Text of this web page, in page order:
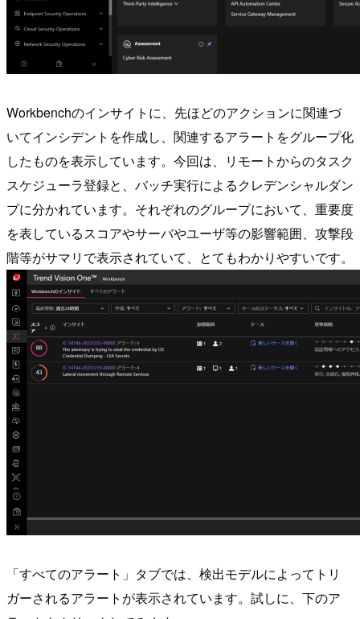
Workbenchのインサイトに、先ほどのアクションに関連づ
いてインシデントを作成し、関連するアラートをグループ化
したものを表示しています。今回は、リモートからのタスク
スケジューラ登録と、バッチ実行によるクレデンシャルダン
プに分かれています。それぞれのグループにおいて、重要度
を表しているスコアやサーバやユーザ等の影響範囲、攻撃段
階等がサマリで表示されていて、とてもわかりやすいです。
「すべてのアラート」タブでは、検出モデルによってトリ
ガーされるアラートが表示されています。試しに、下のア